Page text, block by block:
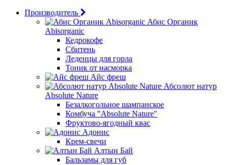
Производитель
Абис Органик
Abisorganic
Кедрокофе
Сбитень
Леденцы для горла
Тоник от насморка
Айс фреш
Абсолют натур
Absolute Nature
Безалкогольное шампанское
Комбуча "Absolute Nature"
Фруктово-ягодный квас
Адонис
Крем-свечи
Алтын Бай
Бальзамы для губ